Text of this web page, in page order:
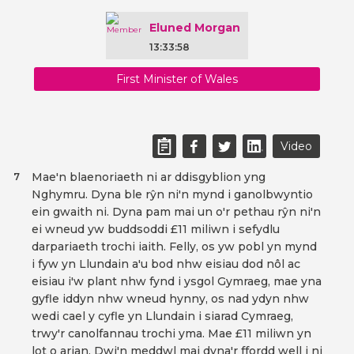
Eluned Morgan
13:33:58
First Minister of Wales
Video
Mae'n blaenoriaeth ni ar ddisgyblion yng
Nghymru. Dyna ble rŷn ni'n mynd i ganolbwyntio
ein gwaith ni. Dyna pam mai un o'r pethau rŷn ni'n
ei wneud yw buddsoddi £11 miliwn i sefydlu
darpariaeth trochi iaith. Felly, os yw pobl yn mynd
i fyw yn Llundain a'u bod nhw eisiau dod nôl ac
eisiau i'w plant nhw fynd i ysgol Gymraeg, mae yna
gyfle iddyn nhw wneud hynny, os nad ydyn nhw
wedi cael y cyfle yn Llundain i siarad Cymraeg,
trwy'r canolfannau trochi yma. Mae £11 miliwn yn
lot o arian. Dwi'n meddwl mai dyna'r ffordd well i ni
7